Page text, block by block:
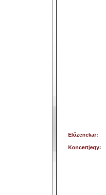
Előzenekar:
Koncertjegy: